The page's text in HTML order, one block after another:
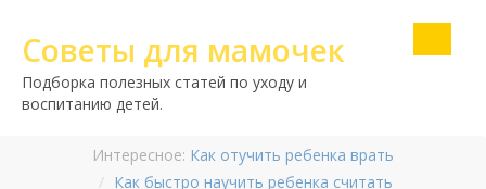
Советы для мамочек
Подборка полезных статей по уходу и
воспитанию детей.
Интересное: Как отучить ребенка врать
Как быстро научить ребенка считать